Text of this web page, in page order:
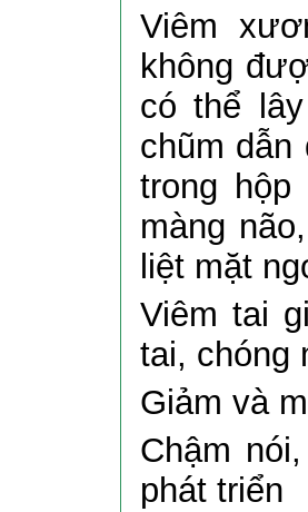
Viêm
không
có thể
chũm
trong
màng
liệt mặt
Viêm tai
tai, chóng
Giảm và
Chậm
phát triển